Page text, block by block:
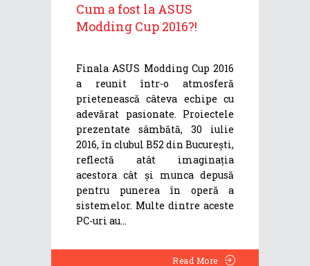
Cum a fost la ASUS
Modding Cup 2016?!
Finala ASUS Modding Cup 2016
a reunit într-o atmosferă
prietenească câteva echipe cu
adevărat pasionate. Proiectele
prezentate sâmbătă, 30 iulie
2016, în clubul B52 din București,
reflectă atât imaginația
acestora cât și munca depusă
pentru punerea în operă a
sistemelor. Multe dintre aceste
PC-uri au
Read More